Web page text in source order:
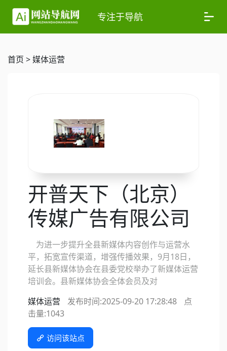
专注于导航
首页 >媒体运营
开普天下（北京）
传媒广告有限公司
为进一步提升全县新媒体内容创作与运营水
平，拓宽宣传渠道，增强传播效果，9月18日，
延长县新媒体协会在县委党校举办了新媒体运营
培训会。县新媒体协会全体会员及对
媒体运营
发布时间:2025-09-20 17:28:48
点
击量:1043
访问该站点